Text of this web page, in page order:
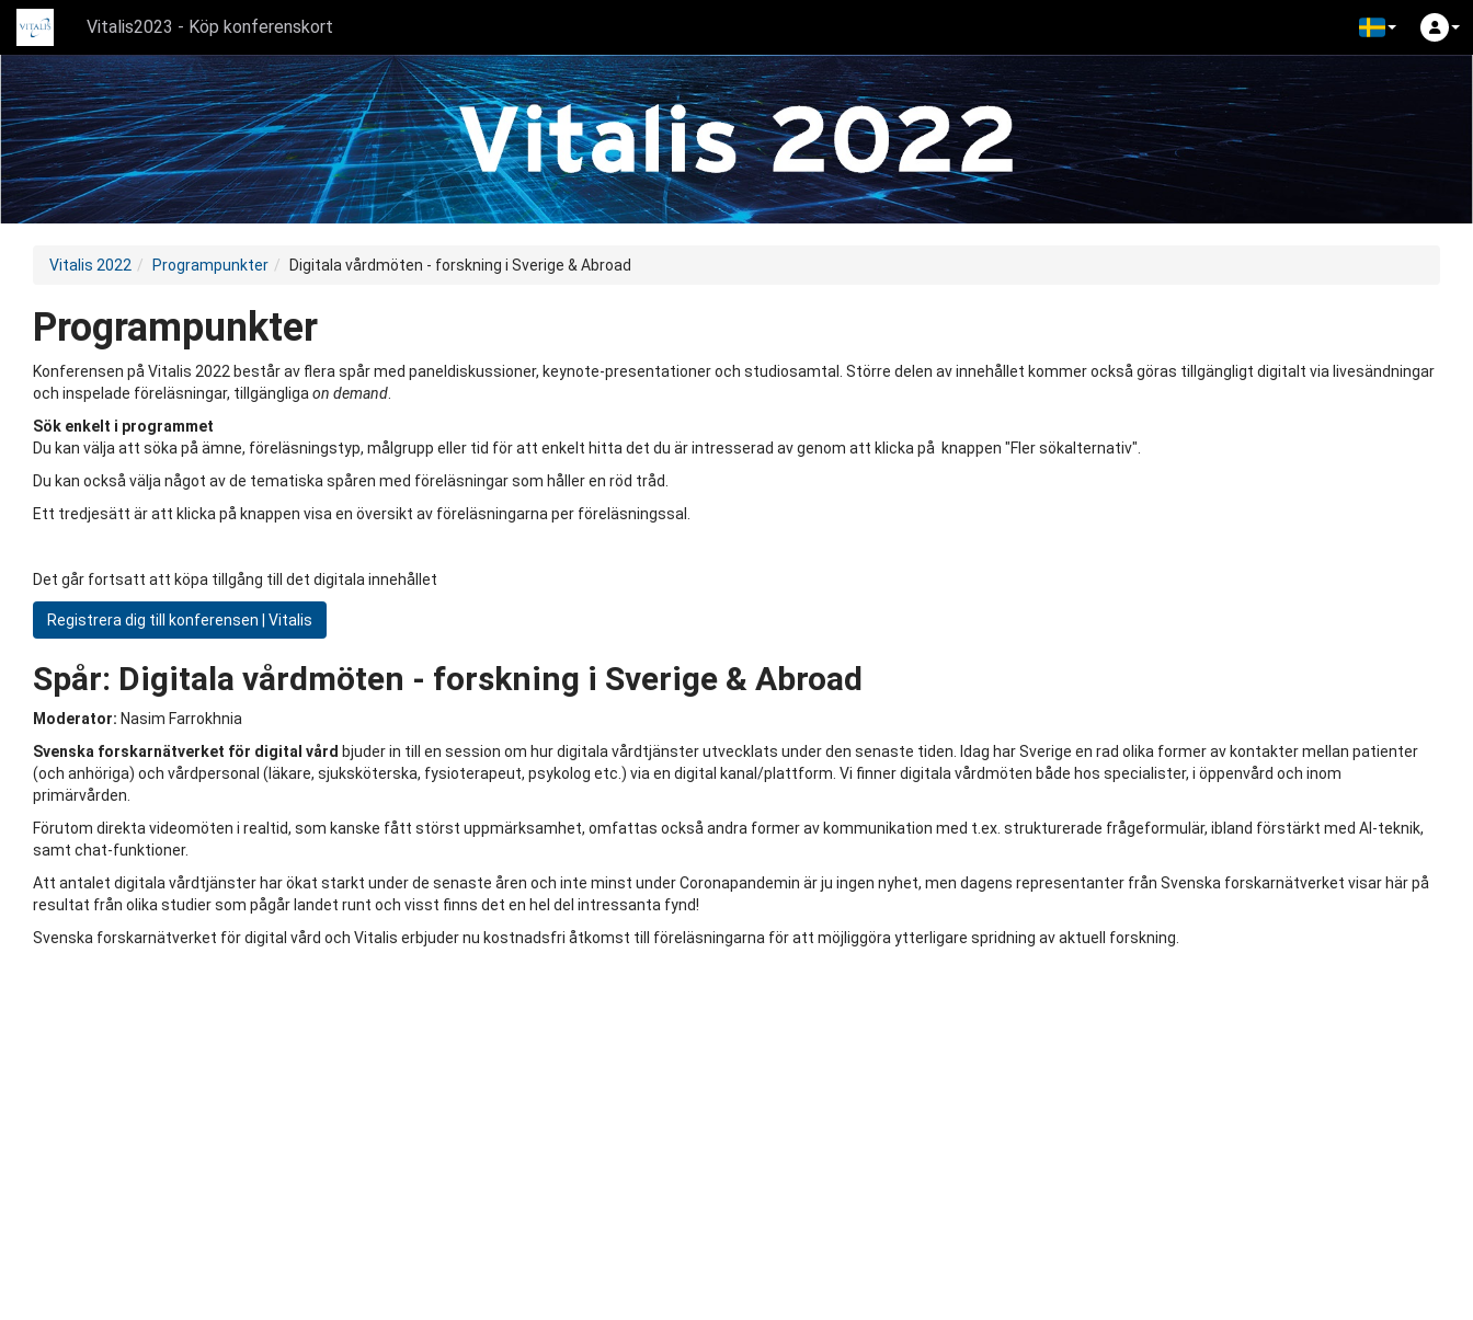
Vitalis2023 - Köp konferenskort
Vitalis 2022 Programpunkter Digitala vårdmöten - forskning i Sverige & Abroad
Programpunkter
Konferensen på Vitalis 2022 består av flera spår med paneldiskussioner, keynote-presentationer och studiosamtal. Större delen av innehållet kommer också göras tillgängligt digitalt via livesändningar
och inspelade föreläsningar, tillgängliga on demand
Sök enkelt i programmet
Du kan välja att söka på ämne, föreläsningstyp, målgrupp eller tid för att enkelt hitta det du är intresserad av genom att klicka på knappen "Fler sökalternativ".
Du kan också välja något av de tematiska spåren med föreläsningar som håller en röd tråd.
Ett tredjesätt är att klicka på knappen visa en översikt av föreläsningarna per föreläsningssal.
Det går fortsatt att köpa tillgång till det digitala innehållet
Registrera dig till konferensen | Vitalis
Spår: Digitala vårdmöten - forskning i Sverige & Abroad
Moderator: Nasim Farrokhnia
Svenska forskarnätverket för digital vård bjuder in till en session om hur digitala vårdtjänster utvecklats under den senaste tiden. Idag har Sverige en rad olika former av kontakter mellan patienter
(och anhöriga) och vårdpersonal (läkare, sjuksköterska, fysioterapeut, psykolog etc.) via en digital kanal/plattform. Vi finner digitala vårdmöten både hos specialister, i öppenvård och inom
primärvården.
Förutom direkta videomöten i realtid, som kanske fått störst uppmärksamhet, omfattas också andra former av kommunikation med t.ex. strukturerade frågeformulär, ibland förstärkt med AI-teknik,
samt chat-funktioner.
Att antalet digitala vårdtjänster har ökat starkt under de senaste åren och inte minst under Coronapandemin är ju ingen nyhet, men dagens representanter från Svenska forskarnätverket visar här på
resultat från olika studier som pågår landet runt och visst finns det en hel del intressanta fynd!
Svenska forskarnätverket för digital vård och Vitalis erbjuder nu kostnadsfri åtkomst till föreläsningarna för att möjliggöra ytterligare spridning av aktuell forskning.